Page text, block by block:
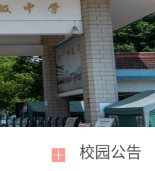
校园公告